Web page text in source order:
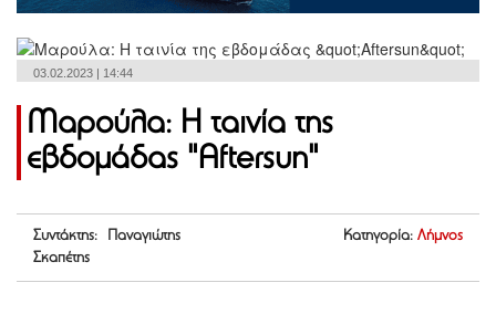
03.02.2023 | 14:44
Μαρούλα: Η ταινία της
εβδομάδας "Aftersun"
Συντάκτης: Παναγιώτης
Σκαπέτης
Κατηγορία: Λήμνος